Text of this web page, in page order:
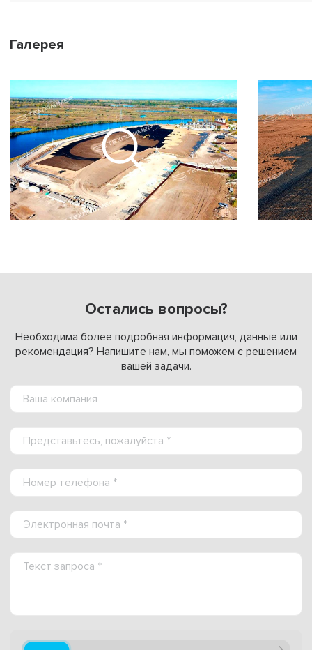
Галерея
Остались вопросы?
Необходима более подробная информация, данные или
рекомендация? Напишите нам, мы поможем с решением
вашей задачи.